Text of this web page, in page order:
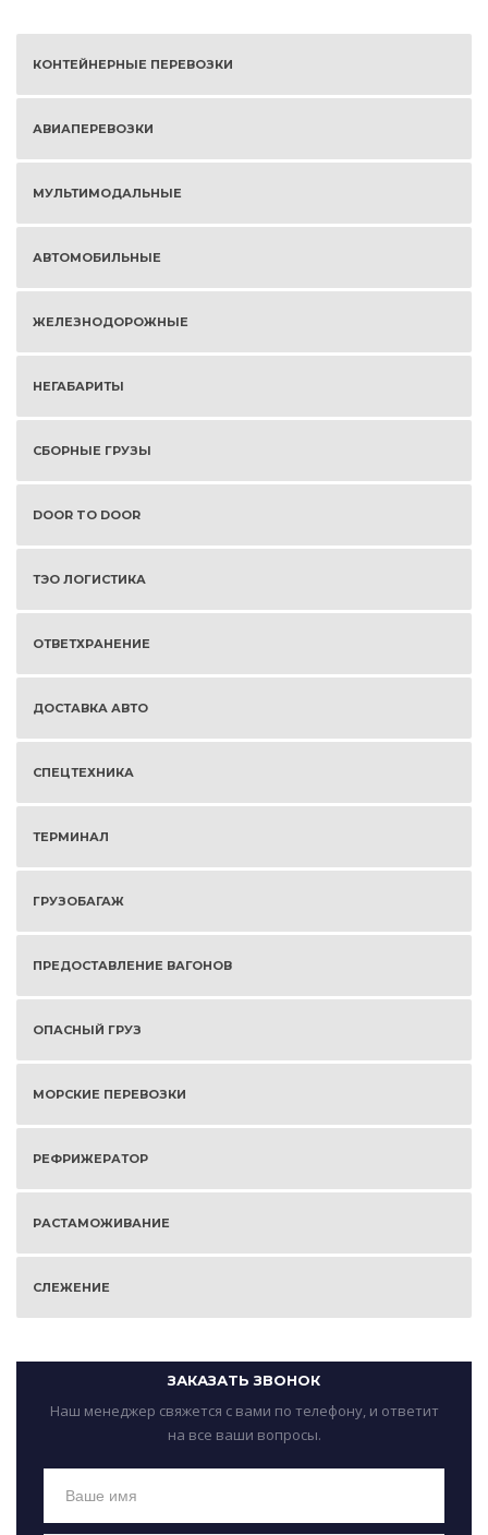
КОНТЕЙНЕРНЫЕ ПЕРЕВОЗКИ
АВИАПЕРЕВОЗКИ
МУЛЬТИМОДАЛЬНЫЕ
АВТОМОБИЛЬНЫЕ
ЖЕЛЕЗНОДОРОЖНЫЕ
НЕГАБАРИТЫ
СБОРНЫЕ ГРУЗЫ
DOOR TO DOOR
ТЭО ЛОГИСТИКА
ОТВЕТХРАНЕНИЕ
ДОСТАВКА АВТО
СПЕЦТЕХНИКА
ТЕРМИНАЛ
ГРУЗОБАГАЖ
ПРЕДОСТАВЛЕНИЕ ВАГОНОВ
ОПАСНЫЙ ГРУЗ
МОРСКИЕ ПЕРЕВОЗКИ
РЕФРИЖЕРАТОР
РАСТАМОЖИВАНИЕ
СЛЕЖЕНИЕ
ЗАКАЗАТЬ ЗВОНОК
Наш менеджер свяжется с вами по телефону, и ответит
на все ваши вопросы.